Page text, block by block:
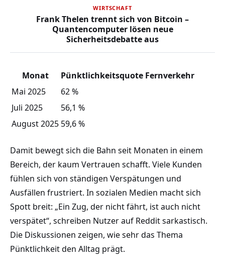
WIRTSCHAFT
Frank Thelen trennt sich von Bitcoin –
Quantencomputer lösen neue
Sicherheitsdebatte aus
Monat
Pünktlichkeitsquote Fernverkehr
Mai 2025
62 %
Juli 2025
56,1 %
August 2025 59,6 %
Damit bewegt sich die Bahn seit Monaten in einem
Bereich, der kaum Vertrauen schafft. Viele Kunden
fühlen sich von ständigen Verspätungen und
Ausfällen frustriert. In sozialen Medien macht sich
Spott breit: „Ein Zug, der nicht fährt, ist auch nicht
verspätet“, schreiben Nutzer auf Reddit sarkastisch.
Die Diskussionen zeigen, wie sehr das Thema
Pünktlichkeit den Alltag prägt.